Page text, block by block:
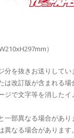
）
を抜きお送りしてい
改訂版が含まれる場
で文字等を消したイ
部異なる場合があり
なる場合があります。